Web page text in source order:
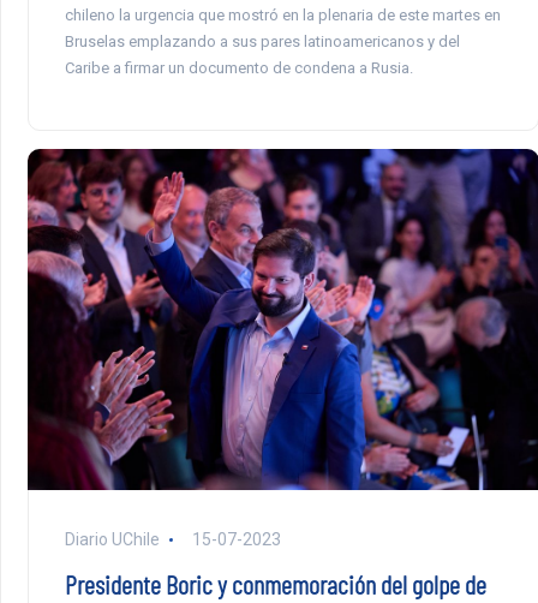
chileno la urgencia que mostró en la plenaria de este martes en
Bruselas emplazando a sus pares latinoamericanos y del
Caribe a firmar un documento de condena a Rusia.
Diario UChile 15-07-2023
Presidente Boric y conmemoración del golpe de